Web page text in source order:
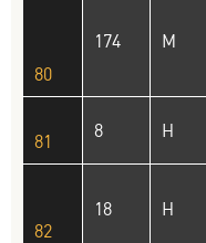
80
174 M
81 8 H
82
18 H